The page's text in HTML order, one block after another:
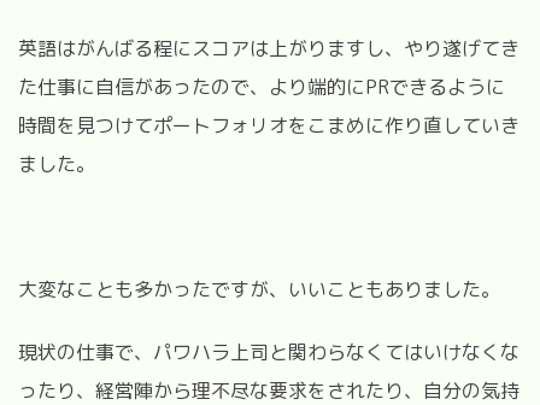
英語はがんばる程にスコアは上がりますし、やり遂げてき
た仕事に自信があったので、より端的にPRできるように
時間を見つけてポートフォリオをこまめに作り直していき
ました。
大変なことも多かったですが、いいこともありました。
現状の仕事で、パワハラ上司と関わらなくてはいけなくな
ったり、経営陣から理不尽な要求をされたり、自分の気持